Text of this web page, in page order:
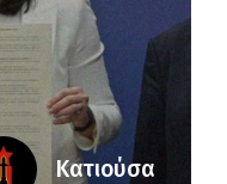
Κατιούσα